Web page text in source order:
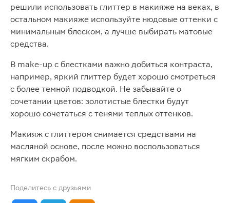
решили использовать глиттер в макияже на веках, в
остальном макияже используйте нюдовые оттенки с
минимальным блеском, а лучше выбирать матовые
средства.
В make-up с блестками важно добиться контраста,
например, яркий глиттер будет хорошо смотреться
с более темной подводкой. Не забывайте о
сочетании цветов: золотистые блестки будут
хорошо сочетаться с тенями теплых оттенков.
Макияж с глиттером снимается средствами на
масляной основе, после можно воспользоваться
мягким скрабом.
Поделитесь с друзьями